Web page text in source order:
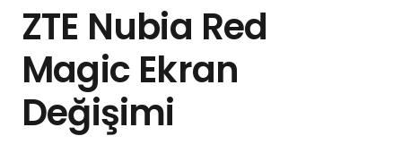
ZTE Nubia Red
Magic Ekran
Değişimi